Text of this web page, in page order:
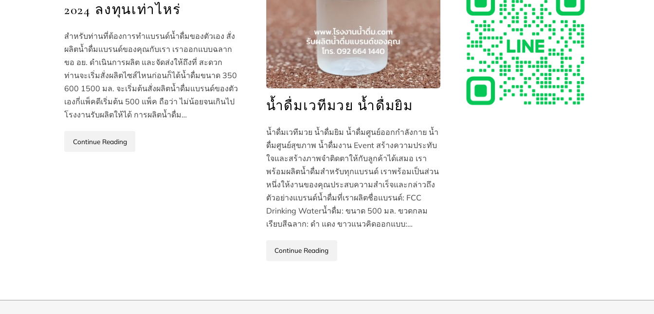
2024 ลงทุนเท่าไหร่
สำหรับท่านที่ต้องการทำแบรนด์น้ำดื่มของตัวเอง สั่ง
ผลิตน้ำดื่มแบรนด์ของคุณกับเรา เราออกแบบฉลาก
ขอ อย. ดำเนินการผลิต และจัดส่งให้ถึงที่ สะดวก
ท่านจะเริ่มสั่งผลิตไซส์ไหนก่อนก็ได้น้ำดื่มขนาด 350
600 1500 มล. จะเริ่มต้นสั่งผลิตน้ำดื่มแบรนด์ของตัว
เองกี่แพ็คดีเริ่มต้น 500 แพ็ค ถือว่า ไม่น้อยจนเกินไป
โรงงานรับผลิตให้ได้ การผลิตน้ำดื่ม…
Continue Reading
น้ำดื่มเวทีมวย น้ำดื่มยิม
น้ำดื่มเวทีมวย น้ำดื่มยิม น้ำดื่มศูนย์ออกกำลังกาย น้ำ
ดื่มศูนย์สุขภาพ น้ำดื่มงาน Event สร้างความประทับ
ใจและสร้างภาพจำติดตาให้กับลูกค้าได้เสมอ เรา
พร้อมผลิตน้ำดื่มสำหรับทุกแบรนด์ เราพร้อมเป็นส่วน
หนึ่งให้งานของคุณประสบความสำเร็จและกล่าวถึง
ตัวอย่างแบรนด์น้ำดื่มที่เราผลิตชื่อแบรนด์: FCC
Drinking Waterน้ำดื่ม: ขนาด 500 มล. ขวดกลม
เรียบสีฉลาก: ดำ แดง ขาวแนวคิดออกแบบ:…
Continue Reading